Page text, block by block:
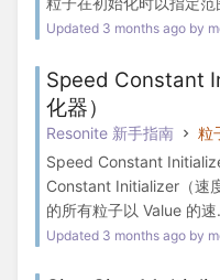
Updated 3 months ago by
Speed Constant
化器）
Resonite 新手指南
粒
Speed Constant
Constant Initializer（速
的所有粒子以 Value 的速
Updated 3 months ago by